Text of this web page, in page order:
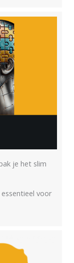
je het slim
voor